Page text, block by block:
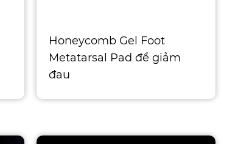
Honeycomb Gel Foot
Metatarsal Pad để giảm
đau